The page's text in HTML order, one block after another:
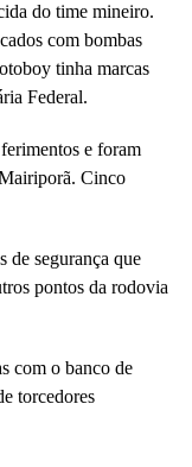
do time mineiro.
com bombas
tinha marcas
Federal.
e foram
Cinco
de segurança que
pontos da rodovia
com o banco de
torcedores